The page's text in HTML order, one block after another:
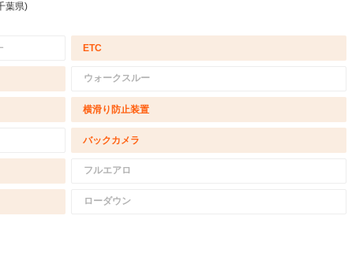
葉県)
ETC
ウォークスルー
横滑り防止装置
バックカメラ
フルエアロ
ローダウン